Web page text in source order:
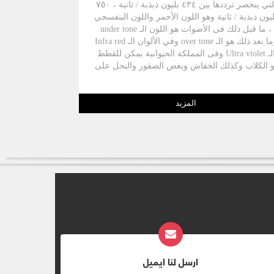
التي ينحصر ترددها بين ٤٣٤ بليون ذبذبة / ثانية ، ٧٥٠
ذبذبة / ثانية وهو اللون الأحمر واللون البنفسجي
، ما قبل ذلك فى الأصوات هو اللون الـ under tone
وما بعد ذلك هو الـ over tone وفي الألوان الـ Infra red
الـ Ultra violet وفى المملكة الحيوانية يمكن للقطط
الكلاب وكذلك الخفاش وبعض الصقور والنحل على
الكون كما بينه إنشتاين بنظرية النسبية "أن هناك
بين الكتلة والطاقة فهما تتحولان واحدة للأخرى
الجسم الذى يصدر الصوت والمكان الذي يعكس
الصوت والأذان التى تسمع والضوء الذى يتم فيه هذا
المزيد
ارسل لنا ايميل